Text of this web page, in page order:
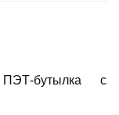
ПЭТ-бутылка с